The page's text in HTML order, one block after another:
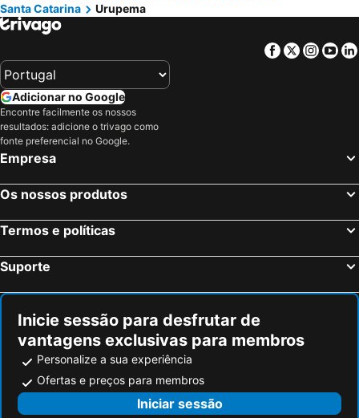
Canoinhas, Santa Catarina Hotéis
Fraiburgo, Santa Catarina Hotéis
Curitibanos, Santa Catarina Hotéis
Caçador, Santa Catarina Hotéis
Santa Cecília, Santa Catarina Hotéis
Rio de Janeiro, Rio de Janeiro Hotéis
Fortaleza, Ceará Hotéis
Foz do Iguaçu, Paraná Hotéis
Salvador, Bahia Hotéis
Santa Catarina
Urupema
Facebook
Twitter
Adicionar no Google
Encontre facilmente os nossos
resultados: adicione o trivago como
fonte preferencial no Google.
Empresa
Os nossos produtos
Termos e políticas
Suporte
Inicie sessão para desfrutar de
vantagens exclusivas para membros
Personalize a sua experiência
Ofertas e preços para membros
Iniciar sessão